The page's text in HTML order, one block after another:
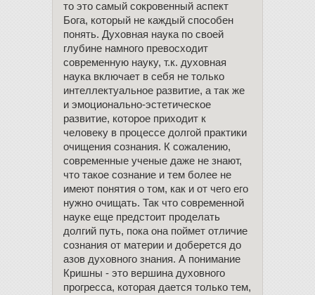
то это самый сокровенный аспект
Бога, который не каждый способен
понять. Духовная наука по своей
глубине намного превосходит
современную науку, т.к. духовная
наука включает в себя не только
интеллектуальное развитие, а так же
и эмоционально-эстетическое
развитие, которое приходит к
человеку в процессе долгой практики
очищения сознания. К сожалению,
современные ученые даже не знают,
что такое сознание и тем более не
имеют понятия о том, как и от чего его
нужно очищать. Так что современной
науке еще предстоит проделать
долгий путь, пока она поймет отличие
сознания от материи и доберется до
азов духовного знания. А понимание
Кришны - это вершина духовного
прогресса, которая дается только тем,